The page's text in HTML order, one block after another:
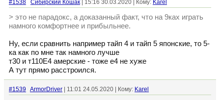
#1538 Сибирский Кошак | 15:16 30.03.2020 | Кому: Karel
> это не парадокс, а доказанный факт, что на 9ках играть
намного комфортнее и прибыльнее.
Ну, если сравнить например тайп 4 и тайп 5 японские, то 5-
ка как по мне так намного лучше
т30 и т110Е4 амерские - тоже е4 не хуже
А тут прямо расстроился.
#1539 ArmorDriver | 11:01 24.05.2020 | Кому: Karel